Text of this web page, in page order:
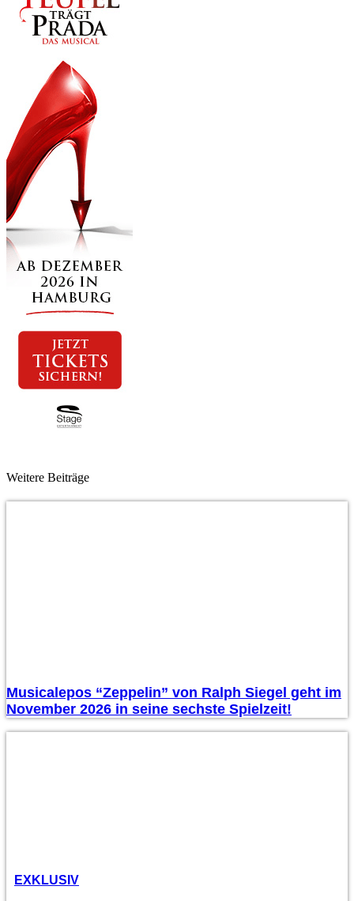
Weitere Beiträge
Musicalepos “Zeppelin” von Ralph Siegel geht im
November 2026 in seine sechste Spielzeit!
EXKLUSIV